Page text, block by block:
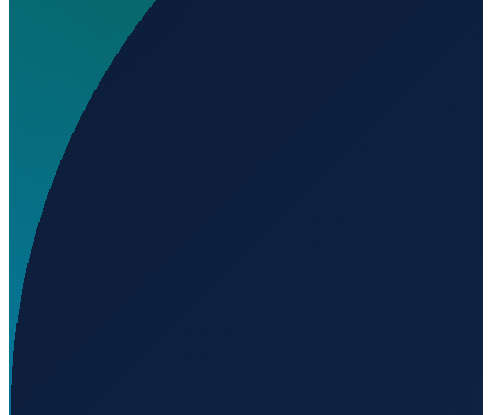
Wo liegt Entre-os-Rios Airstrip?
Wird geladen...